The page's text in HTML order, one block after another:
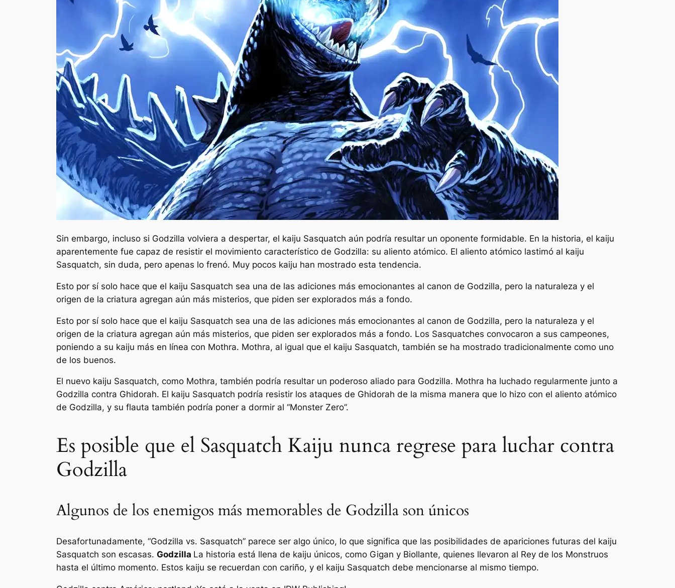
Sin embargo, incluso si Godzilla volviera a despertar, el kaiju Sasquatch aún podría resultar un oponente formidable. En la historia, el kaiju
aparentemente fue capaz de resistir el movimiento característico de Godzilla: su aliento atómico. El aliento atómico lastimó al kaiju
Sasquatch, sin duda, pero apenas lo frenó. Muy pocos kaiju han mostrado esta tendencia.
Esto por sí solo hace que el kaiju Sasquatch sea una de las adiciones más emocionantes al canon de Godzilla, pero la naturaleza y el
origen de la criatura agregan aún más misterios, que piden ser explorados más a fondo.
Esto por sí solo hace que el kaiju Sasquatch sea una de las adiciones más emocionantes al canon de Godzilla, pero la naturaleza y el
origen de la criatura agregan aún más misterios, que piden ser explorados más a fondo. Los Sasquatches convocaron a sus campeones,
poniendo a su kaiju más en línea con Mothra. Mothra, al igual que el kaiju Sasquatch, también se ha mostrado tradicionalmente como uno
de los buenos.
El nuevo kaiju Sasquatch, como Mothra, también podría resultar un poderoso aliado para Godzilla. Mothra ha luchado regularmente junto a
Godzilla contra Ghidorah. El kaiju Sasquatch podría resistir los ataques de Ghidorah de la misma manera que lo hizo con el aliento atómico
de Godzilla, y su flauta también podría poner a dormir al “Monster Zero”.
Es posible que el Sasquatch Kaiju nunca regrese para luchar contra
Godzilla
Algunos de los enemigos más memorables de Godzilla son únicos
Desafortunadamente, “Godzilla vs. Sasquatch” parece ser algo único, lo que significa que las posibilidades de apariciones futuras del kaiju
Sasquatch son escasas. Godzilla La historia está llena de kaiju únicos, como Gigan y Biollante, quienes llevaron al Rey de los Monstruos
hasta el último momento. Estos kaiju se recuerdan con cariño, y el kaiju Sasquatch debe mencionarse al mismo tiempo.